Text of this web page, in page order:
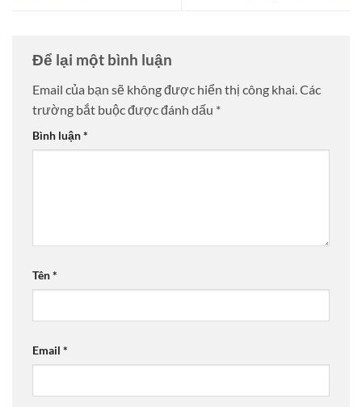
Để lại một bình luận
Email của bạn sẽ không được hiển thị công khai.Các
trường bắt buộc được đánh dấu *
Bình luận*
Tên*
Email *